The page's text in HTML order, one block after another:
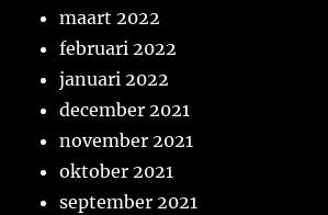
maart 2022
februari 2022
januari 2022
december 2021
november 2021
oktober 2021
september 2021